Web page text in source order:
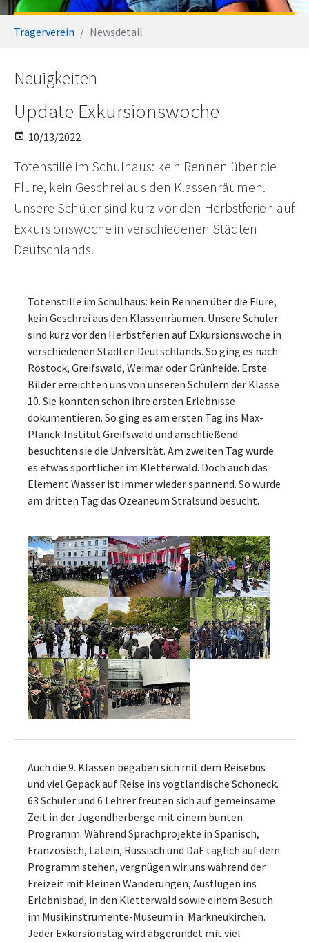
Trägerverein Newsdetail
Neuigkeiten
Update Exkursionswoche
10/13/2022
Totenstille im Schulhaus: kein Rennen über die
Flure, kein Geschrei aus den Klassenräumen.
Unsere Schüler sind kurz vor den Herbstferien auf
Exkursionswoche in verschiedenen Städten
Deutschlands.
Totenstille im Schulhaus: kein Rennen über die Flure,
kein Geschrei aus den Klassenräumen. Unsere Schüler
sind kurz vor den Herbstferien auf Exkursionswoche in
verschiedenen Städten Deutschlands. So ging es nach
Rostock, Greifswald, Weimar oder Grünheide. Erste
Bilder erreichten uns von unseren Schülern der Klasse
10. Sie konnten schon ihre ersten Erlebnisse
dokumentieren. So ging es am ersten Tag ins Max-
Planck-Institut Greifswald und anschließend
besuchten sie die Universität. Am zweiten Tag wurde
es etwas sportlicher im Kletterwald. Doch auch das
Element Wasser ist immer wieder spannend. So wurde
am dritten Tag das Ozeaneum Stralsund besucht.
Auch die 9. Klassen begaben sich mit dem Reisebus
und viel Gepäck auf Reise ins vogtländische Schöneck.
63 Schüler und 6 Lehrer freuten sich auf gemeinsame
Zeit in der Jugendherberge mit einem bunten
Programm. Während Sprachprojekte in Spanisch,
Französisch, Latein, Russisch und DaF täglich auf dem
Programm stehen, vergnügen wir uns während der
Freizeit mit kleinen Wanderungen, Ausflügen ins
Erlebnisbad, in den Kletterwald sowie einem Besuch
im Musikinstrumente-Museum in Markneukirchen.
Jeder Exkursionstag wird abgerundet mit viel